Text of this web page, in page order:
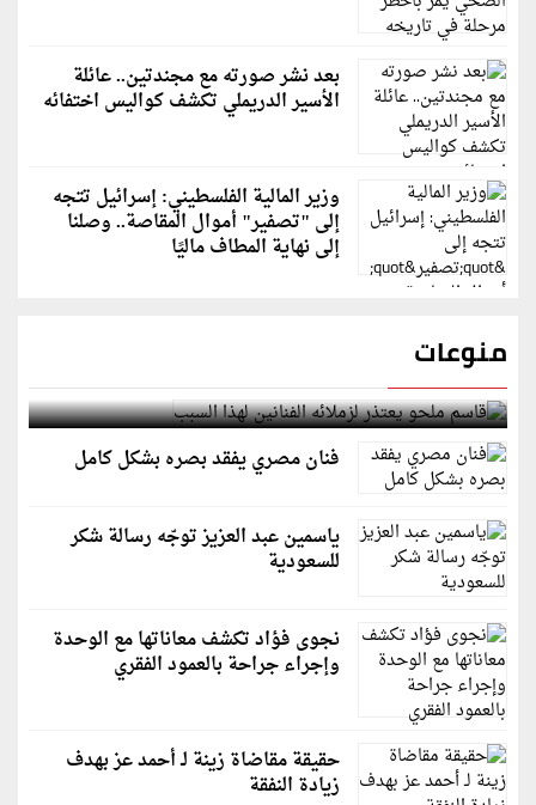
بعد نشر صورته مع مجندتين.. عائلة
الأسير الدريملي تكشف كواليس اختفائه
وزير المالية الفلسطيني: إسرائيل تتجه
إلى "تصفير" أموال المقاصة.. وصلنا
إلى نهاية المطاف ماليًا
منوعات
قاسم ملحو يعتذر لزملائه الفنانين لهذا السبب
فنان مصري يفقد بصره بشكل كامل
ياسمين عبد العزيز توجّه رسالة شكر
للسعودية
نجوى فؤاد تكشف معاناتها مع الوحدة
وإجراء جراحة بالعمود الفقري
حقيقة مقاضاة زينة لـ أحمد عز بهدف
زيادة النفقة